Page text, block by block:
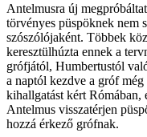
Antelmusra új
törvényes püspöknek nem
szószólójaként. Többek
keresztülhúzta ennek a
grófjától, Humbertustól
a naptól kezdve a gróf
kihallgatást kért Rómában,
Antelmus visszatérjen
hozzá érkező grófnak.